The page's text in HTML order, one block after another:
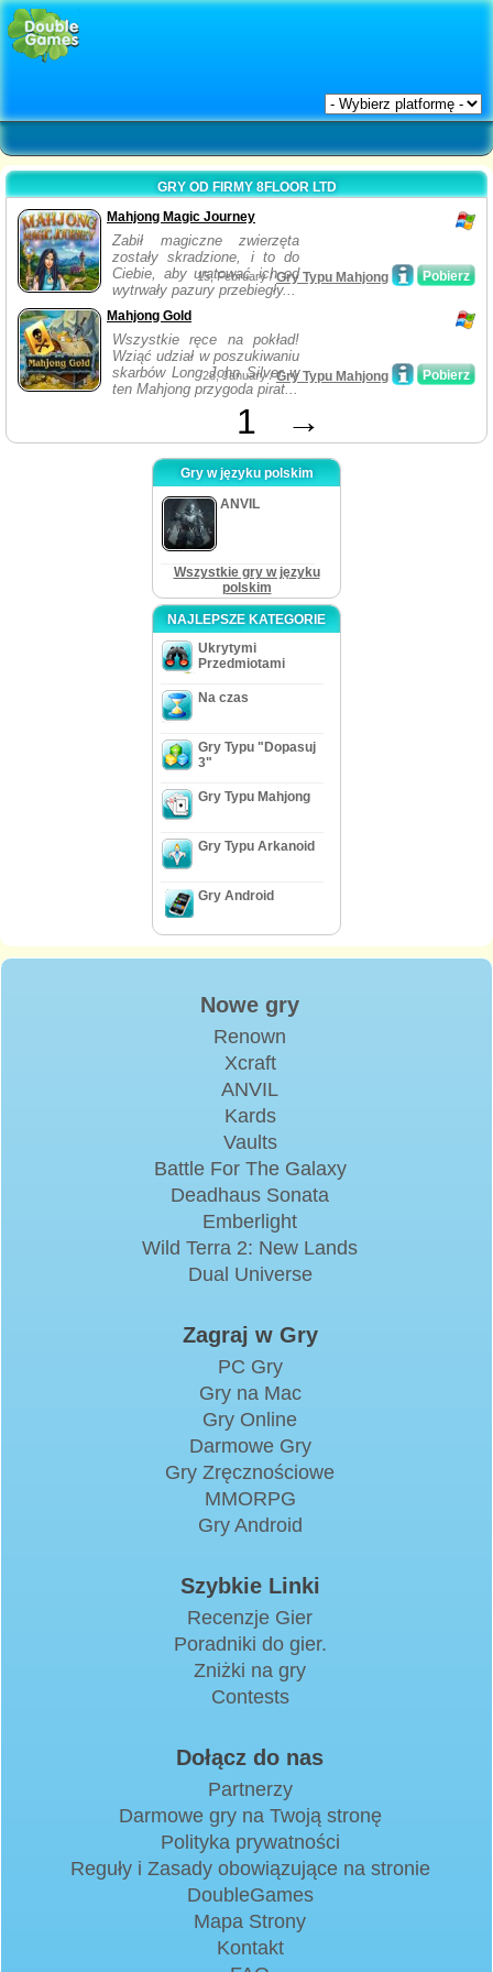
GRY OD FIRMY 8FLOOR LTD
Mahjong Magic Journey
Zabił magiczne zwierzęta
zostały skradzione, i to do
Ciebie, aby uratować ich od
wytrwały pazury przebiegły...
Pobierz
15, February /Gry Typu Mahjong
Mahjong Gold
Wszystkie ręce na pokład!
Wziąć udział w poszukiwaniu
skarbów Long John Silver w
ten Mahjong przygoda pirat...
Pobierz
28, January /Gry Typu Mahjong
1 →
Gry w języku polskim
ANVIL
Wszystkie gry w języku
polskim
NAJLEPSZE KATEGORIE
Ukrytymi
Przedmiotami
Na czas
Gry Typu "Dopasuj
3"
Gry Typu Mahjong
Gry Typu Arkanoid
Gry Android
Nowe gry
Renown
Xcraft
ANVIL
Kards
Vaults
Battle For The Galaxy
Deadhaus Sonata
Emberlight
Wild Terra 2: New Lands
Dual Universe
Zagraj w Gry
PC Gry
Gry na Mac
Gry Online
Darmowe Gry
Gry Zręcznościowe
MMORPG
Gry Android
Szybkie Linki
Recenzje Gier
Poradniki do gier.
Zniżki na gry
Contests
Dołącz do nas
Partnerzy
Darmowe gry na Twoją stronę
Polityka prywatności
Reguły i Zasady obowiązujące na stronie
DoubleGames
Mapa Strony
Kontakt